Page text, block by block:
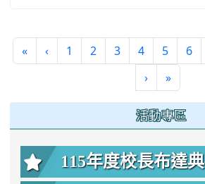
« ‹ 1 2 3 4 5 6
›
»
活動專區
115年度校長布達